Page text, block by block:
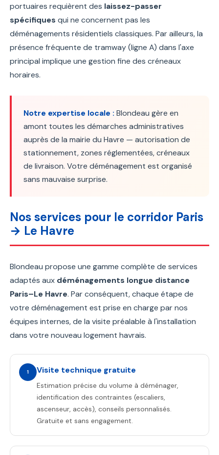
portuaires requièrent des laissez-passer
spécifiques qui ne concernent pas les
déménagements résidentiels classiques. Par ailleurs, la
présence fréquente de tramway (ligne A) dans l'axe
principal implique une gestion fine des créneaux
horaires.
Notre expertise locale : Blondeau gère en
amont toutes les démarches administratives
auprès de la mairie du Havre — autorisation de
stationnement, zones réglementées, créneaux
de livraison. Votre déménagement est organisé
sans mauvaise surprise.
Nos services pour le corridor Paris
→ Le Havre
Blondeau propose une gamme complète de services
adaptés aux déménagements longue distance
Paris–Le Havre. Par conséquent, chaque étape de
votre déménagement est prise en charge par nos
équipes internes, de la visite préalable à l'installation
dans votre nouveau logement havrais.
1 Visite technique gratuite
Estimation précise du volume à déménager,
identification des contraintes (escaliers,
ascenseur, accès), conseils personnalisés.
Gratuite et sans engagement.